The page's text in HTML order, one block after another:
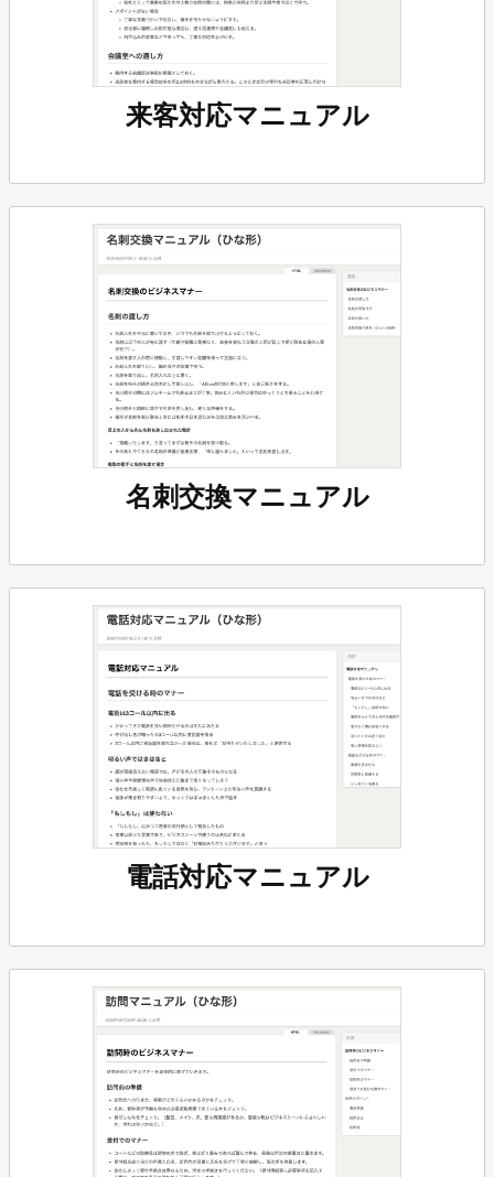
来客対応マニュアル
名刺交換マニュアル
電話対応マニュアル